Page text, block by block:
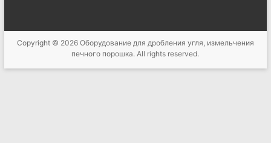
Copyright © 2026 Оборудование для дробления угля, измельчения
печного порошка. All rights reserved.